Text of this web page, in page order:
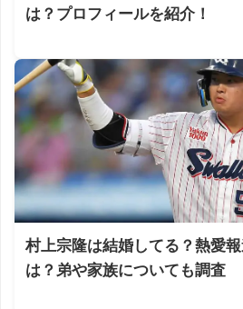
は？プロフィールを紹介！
村上宗隆は結婚してる？熱愛
は？弟や家族についても調査